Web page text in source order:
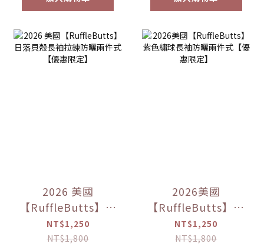
2026 美國
【RuffleButts】日
落貝殼長袖拉鍊防
曬兩件式【優惠限
NT$1,250
NT$1,800
2026美國
【RuffleButts】紫
色繡球長袖防曬兩
件式【優惠限定】
NT$1,250
NT$1,800